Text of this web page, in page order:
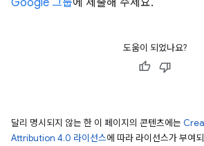
도움이 되었나요?
달리 명시되지 않는 한 이 페이지의 콘텐츠에는
Attribution 4.0 라이선스에 따라 라이선스가 부여